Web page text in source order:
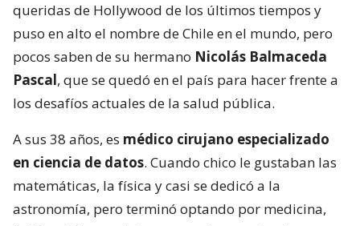
queridas de Hollywood de los últimos tiempos y
puso en alto el nombre de Chile en el mundo, pero
pocos saben de su hermano Nicolás Balmaceda
Pascal, que se quedó en el país para hacer frente a
los desafíos actuales de la salud pública.
A sus 38 años, es médico cirujano especializado
en ciencia de datos. Cuando chico le gustaban las
matemáticas, la física y casi se dedicó a la
astronomía, pero terminó optando por medicina,